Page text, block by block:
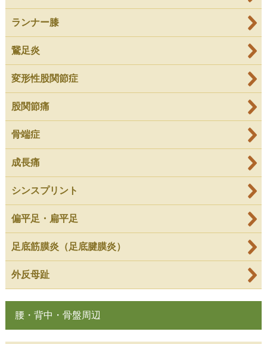
ランナー膝
鵞足炎
変形性股関節症
股関節痛
骨端症
成長痛
シンスプリント
偏平足・扁平足
足底筋膜炎（足底腱膜炎）
外反母趾
腰・背中・骨盤周辺